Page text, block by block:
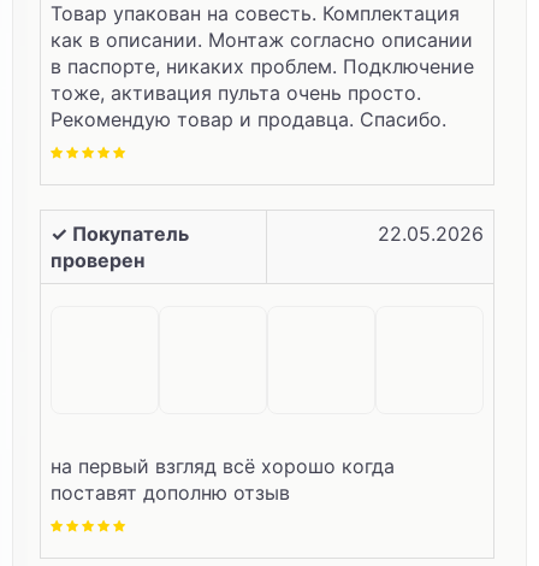
Товар упакован на совесть. Комплектация
как в описании. Монтаж согласно описании
в паспорте, никаких проблем. Подключение
тоже, активация пульта очень просто.
Рекомендую товар и продавца. Спасибо.
✓ Покупатель
проверен
22.05.2026
на первый взгляд всё хорошо когда
поставят дополню отзыв